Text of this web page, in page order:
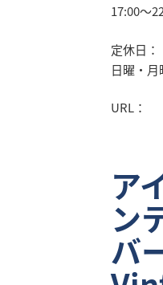
17:00～
定休日：
日曜・月
URL：
ア
ン
バ